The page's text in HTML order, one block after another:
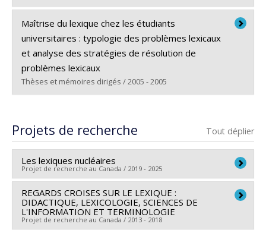
Diplômé(e) :Perrault, Mylène
Cycle :Maîtrise
Diplôme obtenu :M.A.
Lien vers le document dans Papyrus
Maîtrise du lexique chez les étudiants
universitaires : typologie des problèmes lexicaux
et analyse des stratégies de résolution de
problèmes lexicaux
Thèses et mémoires dirigés / 2005 - 2005
Cycle :Maîtrise
Diplôme obtenu :M.A.
Lien vers le document dans Papyrus
Projets de recherche Tout déplier
Les lexiques nucléaires
Projet de recherche au Canada / 2019 - 2025
Chercheur principal : Patrick Drouin,François Lareau
Co-chercheurs : Marie-Claude L'Homme ,Lyne Da
Sylva ,Philippe Langlais, Pascale Lefrançois
REGARDS CROISES SUR LE LEXIQUE :
DIDACTIQUE, LEXICOLOGIE, SCIENCES DE
L'INFORMATION ET TERMINOLOGIE
Projet de recherche au Canada / 2013 - 2018